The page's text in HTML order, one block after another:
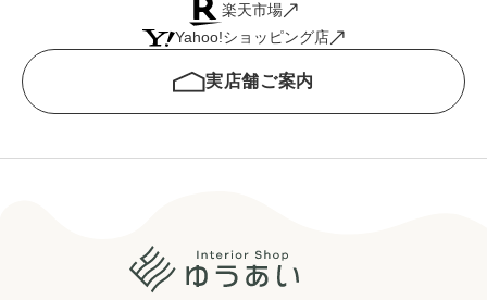
楽天市場
Yahoo!ショッピング店
実店舗ご案内